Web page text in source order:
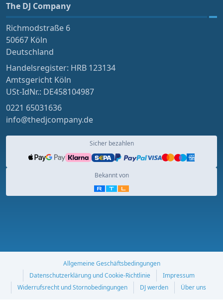
The DJ Company
Richmodstraße 6
50667 Köln
Deutschland
Handelsregister: HRB 123134
Amtsgericht Köln
USt-IdNr.: DE458104987
0221 65031636
info@thedjcompany.de
Sicher bezahlen
Bekannt von
Allgemeine Geschäftsbedingungen
Datenschutzerklärung und Cookie-Richtlinie
Impressum
Widerrufsrecht und Stornobedingungen
DJ werden Über uns